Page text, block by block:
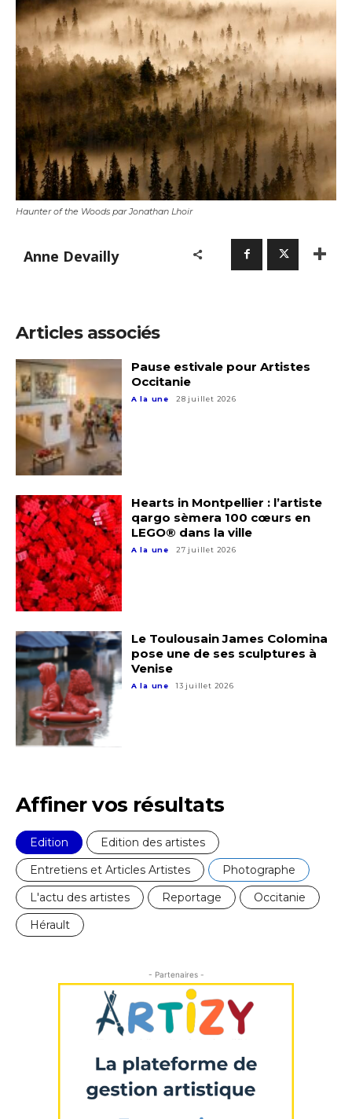
Adresse email*
Nom
Prénom
Statut / Organisation
J'accepte lestermes et conditions
* Champ obligatoire
Adresse email*
Nom
Prénom
Statut / Organisation
J'accepte les termes et conditions
* Champ obligatoire
Haunter of the Woods par Jonathan Lhoir
Anne Devailly
Articles associés
Pause estivale pour Artistes
Occitanie
A la une 28 juillet 2026
Hearts in Montpellier : l’artiste
qargo sèmera 100 cœurs en
LEGO® dans la ville
A la une 27 juillet 2026
Le Toulousain James Colomina
pose une de ses sculptures à
Venise
A la une 13 juillet 2026
Affiner vos résultats
Edition
Edition des artistes
Entretiens et Articles Artistes
Photographe
L'actu des artistes
Reportage
Occitanie
Hérault
- Partenaires -